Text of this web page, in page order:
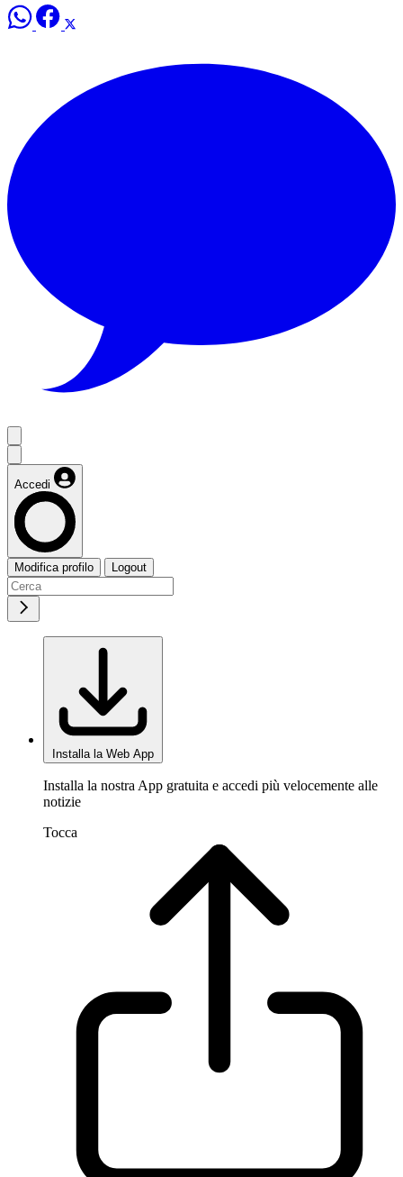
Accedi
Modifica profilo Logout
Installa la Web App
Installa la nostra App gratuita e accedi più velocemente alle
notizie
Tocca